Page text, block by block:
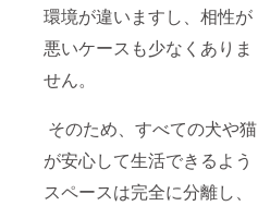
環境が違いますし、相性が
悪いケースも少なくありま
せん。
そのため、すべての犬や猫
が安心して生活できるよう
スペースは完全に分離し、